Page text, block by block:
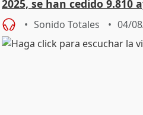
2025, se han cedido 9.810
Sonido Totales 04/